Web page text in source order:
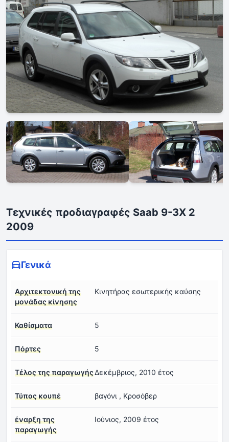
Τεχνικές προδιαγραφές Saab 9-3X 2
2009
Γενικά
Αρχιτεκτονική της
μονάδας κίνησης
Κινητήρας εσωτερικής καύσης
Καθίσματα 5
Πόρτες 5
Τέλος της παραγωγήςΔεκέμβριος, 2010 έτος
Τύπος κουπέ βαγόνι , Κροσόβερ
έναρξη της
παραγωγής
Ιούνιος, 2009 έτος